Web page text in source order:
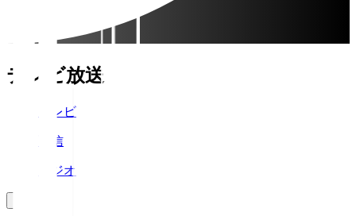
テレビ放送
テレビ
配信
ラジオ